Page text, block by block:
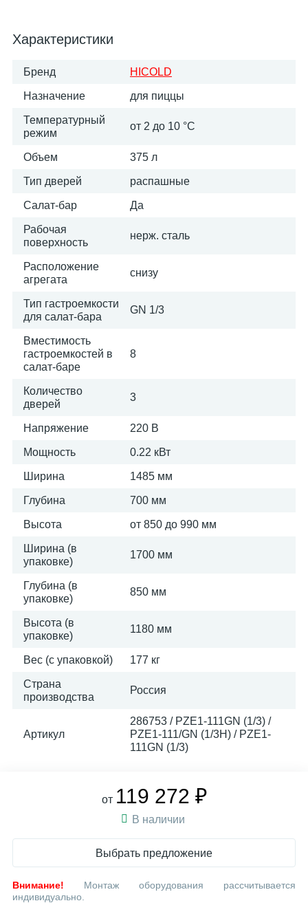
Характеристики
Бренд HICOLD
Назначение для пиццы
Температурный
режим
от 2 до 10 °С
Объем 375 л
Тип дверей распашные
Салат-бар Да
Рабочая
поверхность
нерж. сталь
Расположение
агрегата
снизу
Тип гастроемкости
для салат-бара
GN 1/3
Вместимость
гастроемкостей в
салат-баре
8
Количество
дверей
3
Напряжение 220 В
Мощность 0.22 кВт
Ширина 1485 мм
Глубина 700 мм
Высота от 850 до 990 мм
Ширина (в
упаковке)
1700 мм
Глубина (в
упаковке)
850 мм
Высота (в
упаковке)
1180 мм
Вес (с упаковкой) 177 кг
Страна
производства
Россия
Артикул
286753 / PZE1-111GN (1/3) /
PZE1-111/GN (1/3H) / PZE1-
111GN (1/3)
от 119 272 ₽
В наличии
Выбрать предложение
Внимание! Монтаж оборудования рассчитывается
индивидуально.